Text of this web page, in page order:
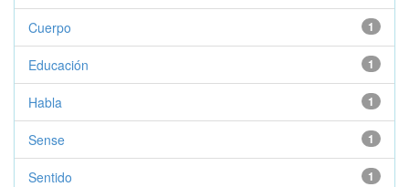
1
Cuerpo
1
Educación
1
Habla
1
Sense
1
Sentido